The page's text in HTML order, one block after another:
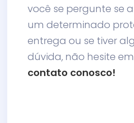
você se pergunte se
um determinado
entrega ou se tiver
dúvida, não hesite
contato conosco!